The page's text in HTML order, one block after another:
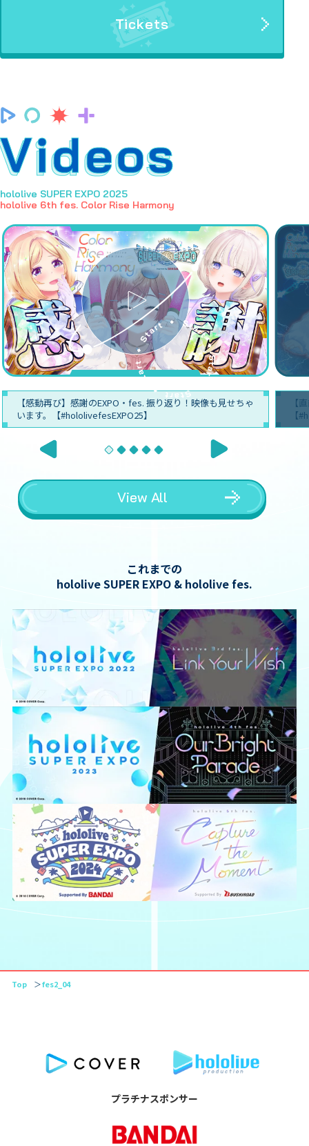
Tickets
Videos
hololive SUPER EXPO 2025
hololive 6th fes. Color Rise Harmony
View All
【感動再び】感謝のEXPO・fes. 振り返り！映像も見せちゃ
います。【#hololivefesEXPO25】
【
【
これまでの
hololive SUPER EXPO & hololive fes.
Top fes2_04
プラチナスポンサー